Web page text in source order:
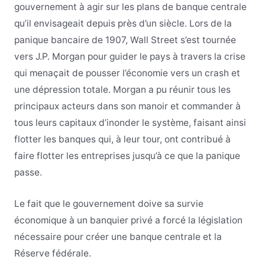
gouvernement à agir sur les plans de banque centrale
qu’il envisageait depuis près d’un siècle. Lors de la
panique bancaire de 1907, Wall Street s’est tournée
vers J.P. Morgan pour guider le pays à travers la crise
qui menaçait de pousser l’économie vers un crash et
une dépression totale. Morgan a pu réunir tous les
principaux acteurs dans son manoir et commander à
tous leurs capitaux d’inonder le système, faisant ainsi
flotter les banques qui, à leur tour, ont contribué à
faire flotter les entreprises jusqu’à ce que la panique
passe.
Le fait que le gouvernement doive sa survie
économique à un banquier privé a forcé la législation
nécessaire pour créer une banque centrale et la
Réserve fédérale.